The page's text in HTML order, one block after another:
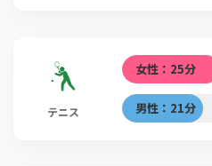
テニス
女性：25分
男性：21分